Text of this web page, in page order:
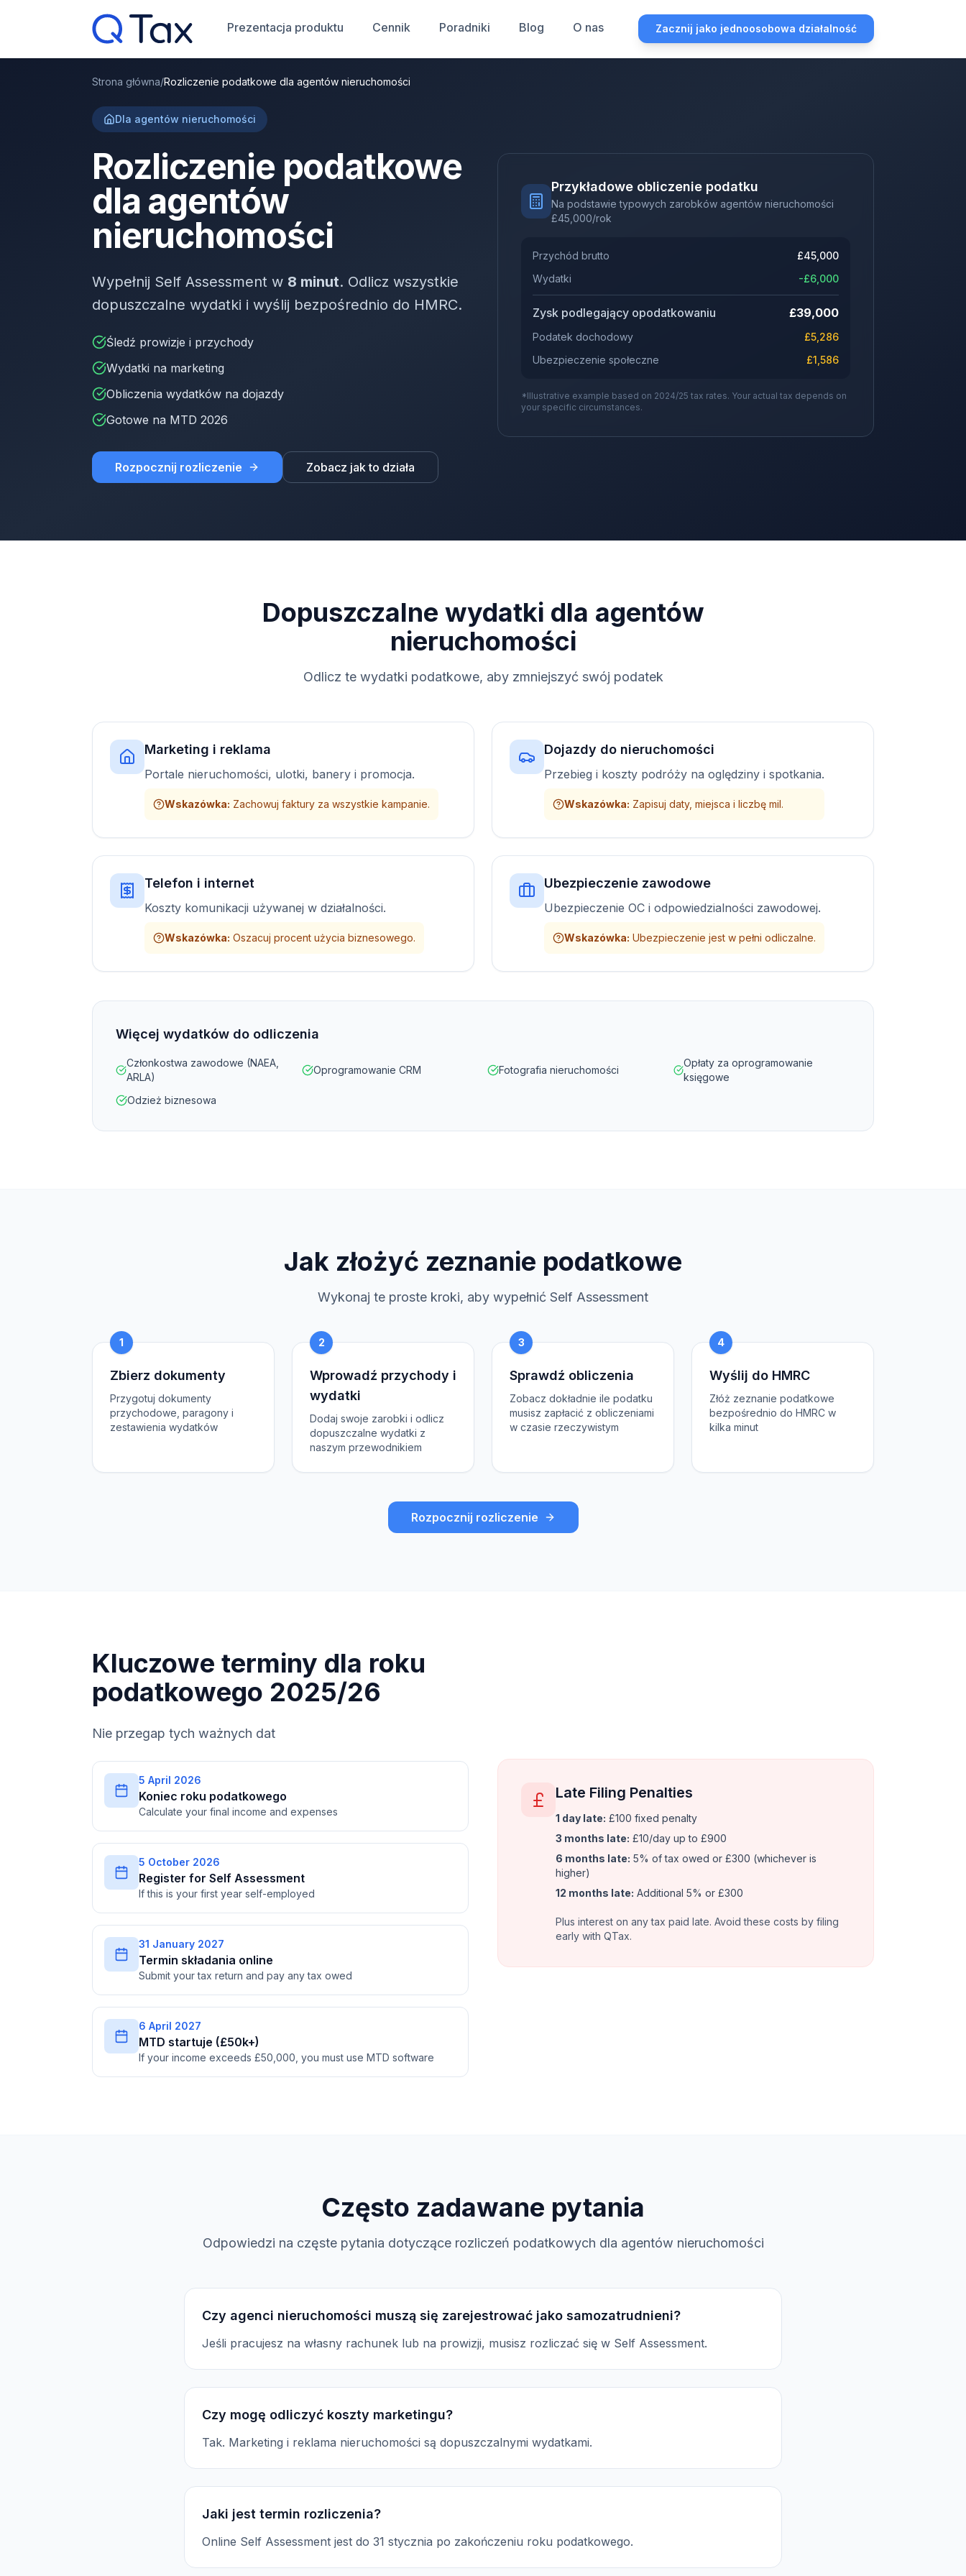
Prezentacja produktu Cennik Poradniki Blog O nas Zacznij jako jednoosobowa działalność
Strona główna/Rozliczenie podatkowe dla agentów nieruchomości
Dla agentów nieruchomości
Rozliczenie podatkowe
dla agentów
nieruchomości
Wypełnij Self Assessment w 8 minut. Odlicz wszystkie
dopuszczalne wydatki i wyślij bezpośrednio do HMRC.
Śledź prowizje i przychody
Wydatki na marketing
Obliczenia wydatków na dojazdy
Gotowe na MTD 2026
Rozpocznij rozliczenie Zobacz jak to działa
Przykładowe obliczenie podatku
Na podstawie typowych zarobków agentów nieruchomości
£45,000/rok
Przychód brutto £45,000
Wydatki
-£6,000
Zysk podlegający opodatkowaniu £39,000
Podatek dochodowy £5,286
Ubezpieczenie społeczne
£1,586
*Illustrative example based on 2024/25 tax rates. Your actual tax depends on
your specific circumstances.
Dopuszczalne wydatki dla agentów
nieruchomości
Odlicz te wydatki podatkowe, aby zmniejszyć swój podatek
Marketing i reklama
Portale nieruchomości, ulotki, banery i promocja.
Wskazówka: Zachowuj faktury za wszystkie kampanie.
Dojazdy do nieruchomości
Przebieg i koszty podróży na oględziny i spotkania.
Wskazówka: Zapisuj daty, miejsca i liczbę mil.
Telefon i internet
Koszty komunikacji używanej w działalności.
Wskazówka: Oszacuj procent użycia biznesowego.
Ubezpieczenie zawodowe
Ubezpieczenie OC i odpowiedzialności zawodowej.
Wskazówka: Ubezpieczenie jest w pełni odliczalne.
Więcej wydatków do odliczenia
Członkostwa zawodowe (NAEA,
ARLA)
Oprogramowanie CRM Fotografia nieruchomości
Opłaty za oprogramowanie
księgowe
Odzież biznesowa
Jak złożyć zeznanie podatkowe
Wykonaj te proste kroki, aby wypełnić Self Assessment
1
Zbierz dokumenty
Przygotuj dokumenty
przychodowe, paragony i
zestawienia wydatków
2
Wprowadź przychody i
wydatki
Dodaj swoje zarobki i odlicz
dopuszczalne wydatki z
naszym przewodnikiem
3
Sprawdź obliczenia
Zobacz dokładnie ile podatku
musisz zapłacić z obliczeniami
w czasie rzeczywistym
4
Wyślij do HMRC
Złóż zeznanie podatkowe
bezpośrednio do HMRC w
kilka minut
Rozpocznij rozliczenie
Kluczowe terminy dla roku
podatkowego 2025/26
Nie przegap tych ważnych dat
5 April 2026
Koniec roku podatkowego
Calculate your final income and expenses
5 October 2026
Register for Self Assessment
If this is your first year self-employed
31 January 2027
Termin składania online
Submit your tax return and pay any tax owed
6 April 2027
MTD startuje (£50k+)
If your income exceeds £50,000, you must use MTD software
Late Filing Penalties
1 day late: £100 fixed penalty
3 months late: £10/day up to £900
6 months late: 5% of tax owed or £300 (whichever is
higher)
12 months late: Additional 5% or £300
Plus interest on any tax paid late. Avoid these costs by filing
early with QTax.
Często zadawane pytania
Odpowiedzi na częste pytania dotyczące rozliczeń podatkowych dla agentów nieruchomości
Czy agenci nieruchomości muszą się zarejestrować jako samozatrudnieni?
Jeśli pracujesz na własny rachunek lub na prowizji, musisz rozliczać się w Self Assessment.
Czy mogę odliczyć koszty marketingu?
Tak. Marketing i reklama nieruchomości są dopuszczalnymi wydatkami.
Jaki jest termin rozliczenia?
Online Self Assessment jest do 31 stycznia po zakończeniu roku podatkowego.